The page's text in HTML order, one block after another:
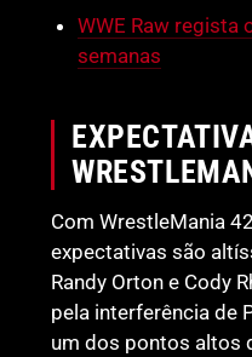
WWE Raw regista
semanas
Com WrestleMania
expectativas são
Randy Orton e Cody
pela interferência de
um dos pontos altos